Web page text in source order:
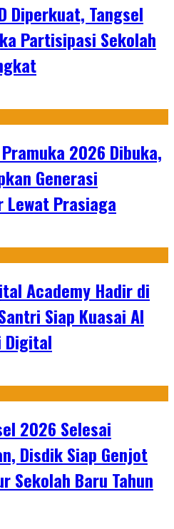
Diperkuat, Tangsel
Partisipasi Sekolah
2026 Dibuka,
Generasi
Prasiaga
Academy Hadir di
Siap Kuasai AI
Digital
2026 Selesai
Disdik Siap Genjot
Sekolah Baru Tahun